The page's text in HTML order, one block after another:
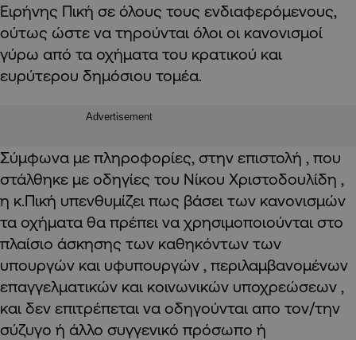
Ειρήνης Πική σε όλους τους ενδιαφερόμενους,
ούτως ώστε να τηρούνται όλοι οι κανονισμοί
γύρω από τα οχήματα του κρατικού και
ευρύτερου δημόσιου τομέα.
Advertisement
Σύμφωνα με πληροφορίες, στην επιστολή , που
στάλθηκε με οδηγίες του Νίκου Χριστοδουλίδη ,
η κ.Πική υπενθυμίζει πως βάσει των κανονισμών
τα οχήματα θα πρέπει να χρησιμοποιούνται στο
πλαίσιο άσκησης των καθηκόντων των
υπουργών και υφυπουργών , περιλαμβανομένων
επαγγελματικών και κοινωνικών υποχρεώσεων ,
και δεν επιτρέπεται να οδηγούνται απο τον/την
σύζυγο ή άλλο συγγενικό πρόσωπο ή